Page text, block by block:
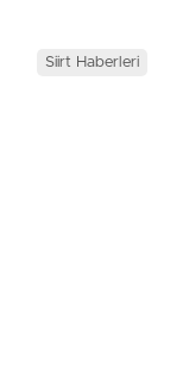
Siirt Haberleri